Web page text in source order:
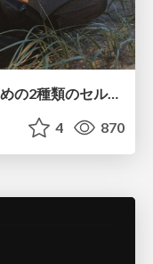
チームパフォーマンスを高めるための2種類のセルフマネジメント / Two Types of Self-Management for Improving Team Performance
4 870